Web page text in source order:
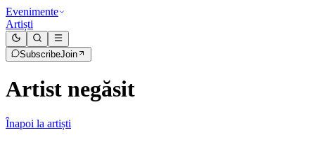
Evenimente
Artiști
SubscribeJoin
Artist negăsit
Înapoi la artiști